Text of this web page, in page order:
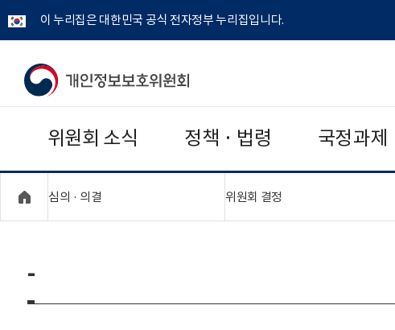
이 누리집은 대한민국 공식 전자정부 누리집입니다.
개
보
보
위
위원회 소식 정책 · 법령 국정과제
심의 · 의결 위원회 결정
-